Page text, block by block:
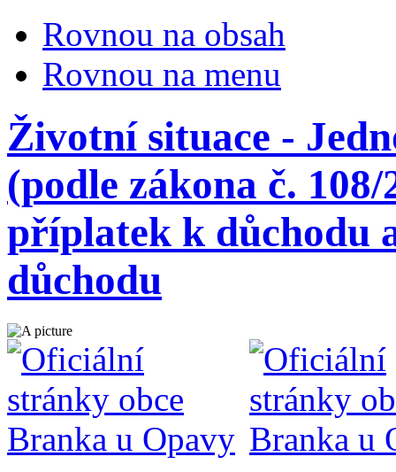
Rovnou na obsah
Rovnou na menu
Životní situace -
(podle zákona č.
příplatek k důchodu
důchodu